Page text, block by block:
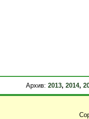
Архив: 2013, 2014,